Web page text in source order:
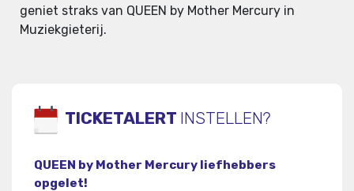
geniet straks van QUEEN by Mother Mercury in
Muziekgieterij.
TICKETALERT INSTELLEN?
QUEEN by Mother Mercury liefhebbers
opgelet!